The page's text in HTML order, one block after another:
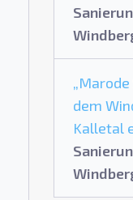
dem
Kalletal